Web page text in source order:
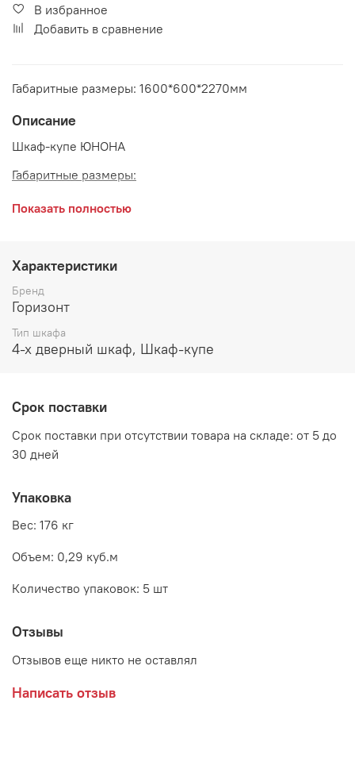
В избранное
Добавить в сравнение
Габаритные размеры: 1600*600*2270мм
Описание
Шкаф-купе ЮНОНА
Габаритные размеры:
длина 1600 мм
высота 2270 мм
Материалы:
ЛДСП Венге/Дуб молочный
Производитель:
Показать полностью
Характеристики
Бренд
Горизонт
Тип шкафа
4-х дверный шкаф, Шкаф-купе
Срок поставки
Срок поставки при отсутствии товара на складе: от 5 до
30 дней
Упаковка
Вес: 176 кг
Объем: 0,29 куб.м
Количество упаковок: 5 шт
Отзывы
Отзывов еще никто не оставлял
Написать отзыв